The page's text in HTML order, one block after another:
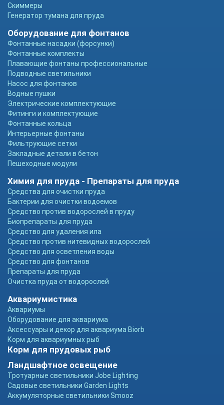
Скиммеры
Генератор тумана для пруда
Оборудование для фонтанов
Фонтанные насадки (форсунки)
Фонтанные комплекты
Плавающие фонтаны профессиональные
Подводные светильники
Насос для фонтанов
Водные пушки
Электрические комплектующие
Фитинги и комплектующие
Фонтанные кольца
Интерьерные фонтаны
Фильтрующие сетки
Закладные детали в бетон
Пешеходные модули
Химия для пруда - Препараты для пруда
Средства для очистки пруда
Бактерии для очистки водоемов
Средство против водорослей в пруду
Биопрепараты для пруда
Средство для удаления ила
Средство против нитевидных водорослей
Средство для осветления воды
Средство для фонтанов
Препараты для пруда
Очистка пруда от водорослей
Аквариумистика
Аквариумы
Оборудование для аквариума
Аксессуары и декор для аквариума Biorb
Корм для аквариумных рыб
Корм для прудовых рыб
Ландшафтное освещение
Тротуарные светильники Jobe Lighting
Садовые светильники Garden Lights
Аккумуляторные светильники Smooz